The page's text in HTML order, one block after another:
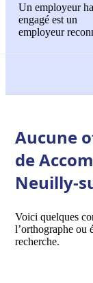
Un employeur
engagé est un
employeur
Aucune
de
Neuilly-
Voici quelques
l’orthographe ou
recherche.